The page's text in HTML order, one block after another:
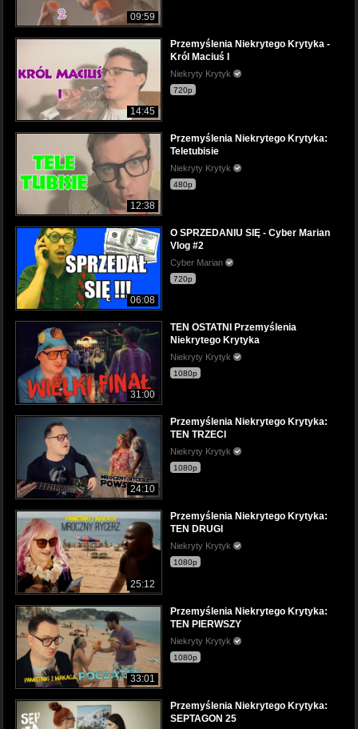
09:59
14:45
Przemyślenia Niekrytego Krytyka -
Król Maciuś I
Niekryty Krytyk
720p
12:38
Przemyślenia Niekrytego Krytyka:
Teletubisie
Niekryty Krytyk
480p
06:08
O SPRZEDANIU SIĘ - Cyber Marian
Vlog #2
Cyber Marian
720p
31:00
TEN OSTATNI Przemyślenia
Niekrytego Krytyka
Niekryty Krytyk
1080p
24:10
Przemyślenia Niekrytego Krytyka:
TEN TRZECI
Niekryty Krytyk
1080p
25:12
Przemyślenia Niekrytego Krytyka:
TEN DRUGI
Niekryty Krytyk
1080p
33:01
Przemyślenia Niekrytego Krytyka:
TEN PIERWSZY
Niekryty Krytyk
1080p
Przemyślenia Niekrytego Krytyka:
SEPTAGON 25